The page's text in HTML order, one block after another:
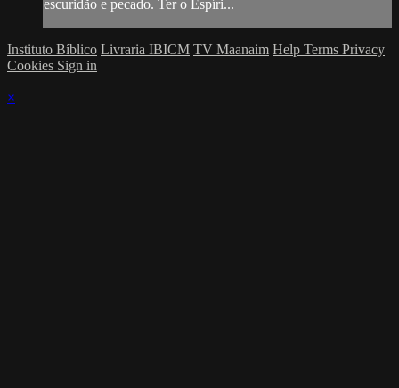
escuridão e pecado. Ter o Espíri...
Instituto Bíblico Livraria IBICM TV Maanaim Help Terms Privacy
Cookies Sign in
×